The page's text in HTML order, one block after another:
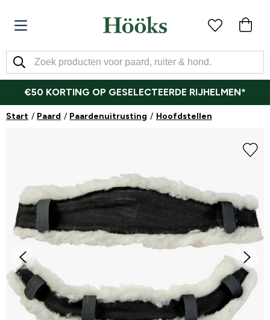
€50 KORTING OP GESELECTEERDE RIJHELMEN*
Start Paard Paardenuitrusting Hoofdstellen